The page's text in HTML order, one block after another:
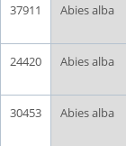
37911 Abies alba
24420 Abies alba
30453 Abies alba